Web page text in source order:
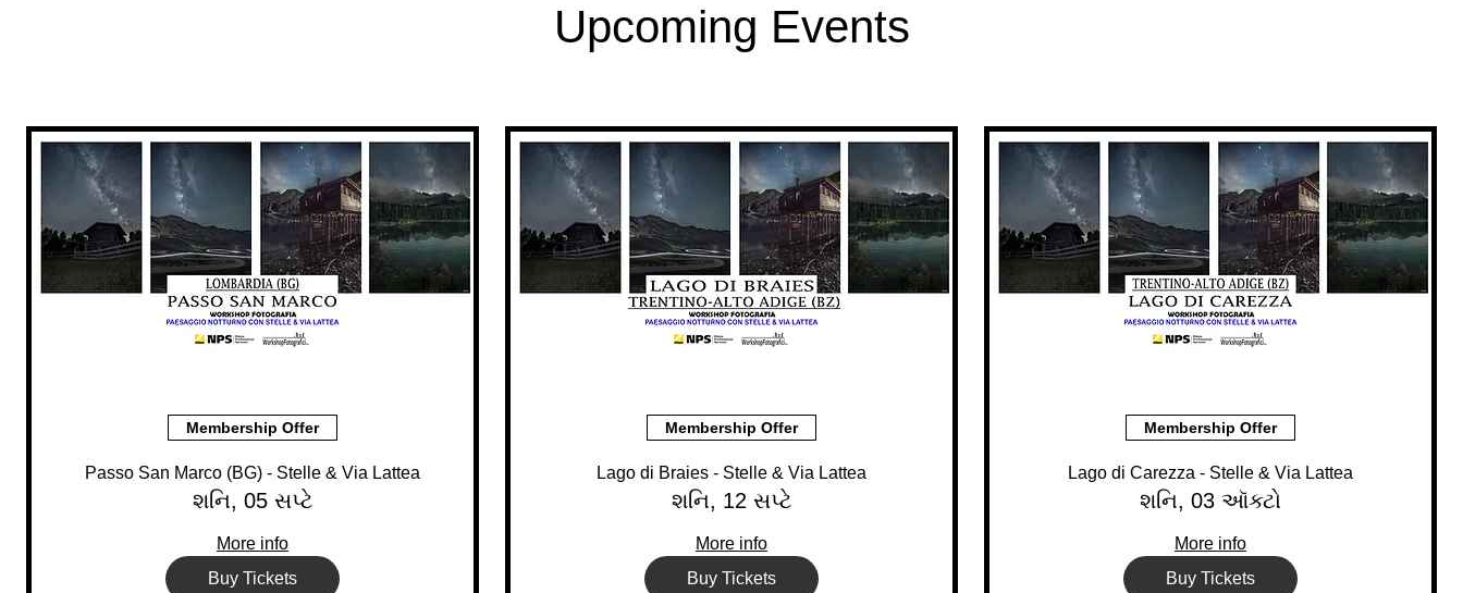
Upcoming Events
Membership Offer
Passo San Marco (BG) - Stelle & Via Lattea
શનિ, 05 સપ્ટે
More info
Buy Tickets
Membership Offer
Lago di Braies - Stelle & Via Lattea
શનિ, 12 સપ્ટે
More info
Buy Tickets
Membership Offer
Lago di Carezza - Stelle & Via Lattea
શનિ, 03 ઑક્ટો
More info
Buy Tickets